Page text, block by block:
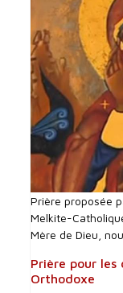
Prière proposée
Melkite-
Mère de Dieu,
Prière pour
Orthodoxe